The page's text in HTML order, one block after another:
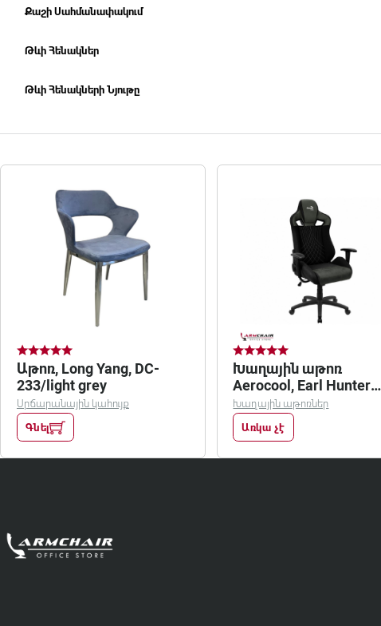
Քաշի Սահմանափակում
Թևի Հենակներ
Թևի Հենակների Նյութը
Աթոռ, Long Yang, DC-
233/light grey
Սրճարանային կահույք
Գնել
Խաղային աթոռ
Aerocool, Earl Hunter
Green
Խաղային աթոռներ
Առկա չէ